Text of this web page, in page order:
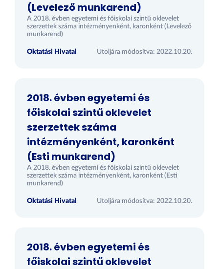
(Levelező munkarend)
A 2018. évben egyetemi és főiskolai szintű oklevelet
szerzettek száma intézményenként, karonként (Levelező
munkarend)
Oktatási Hivatal Utoljára módosítva: 2022.10.20.
2018. évben egyetemi és
főiskolai szintű oklevelet
szerzettek száma
intézményenként, karonként
(Esti munkarend)
A 2018. évben egyetemi és főiskolai szintű oklevelet
szerzettek száma intézményenként, karonként (Esti
munkarend)
Oktatási Hivatal Utoljára módosítva: 2022.10.20.
2018. évben egyetemi és
főiskolai szintű oklevelet